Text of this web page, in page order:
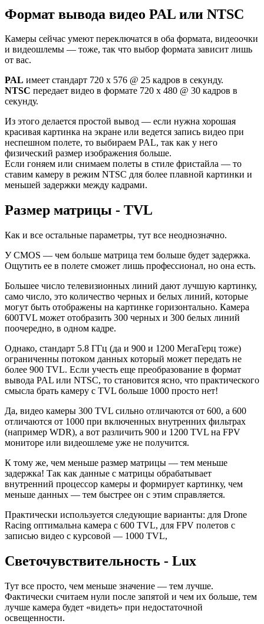
Формат вывода видео PAL или NTSC
Камеры сейчас умеют переключатся в оба формата, видеоочки
и видеошлемы — тоже, так что выбор формата зависит лишь
от вас.
PAL имеет стандарт 720 x 576 @ 25 кадров в секунду.
NTSC передает видео в формате 720 x 480 @ 30 кадров в
секунду.
Из этого делается простой вывод — если нужна хорошая
красивая картинка на экране или ведется запись видео при
неспешном полете, то выбираем PAL, так как у него
физический размер изображения больше.
Если гоняем или снимаем полеты в стиле фристайла — то
ставим камеру в режим NTSC для более плавной картинки и
меньшей задержки между кадрами.
Размер матрицы - TVL
Как и все остальные параметры, тут все неоднозначно.
У CMOS — чем больше матрица тем больше будет задержка.
Ощутить ее в полете сможет лишь профессионал, но она есть.
Большее число телевизионных линий дают лучшую картинку,
само число, это количество черных и белых линий, которые
могут быть отображены на картинке горизонтально. Камера
600TVL может отобразить 300 черных и 300 белых линий
поочередно, в одном кадре.
Однако, стандарт 5.8 ГГц (да и 900 и 1200 МегаГерц тоже)
ограниченны потоком данных который может передать не
более 900 TVL. Если учесть еще преобразование в формат
вывода PAL или NTSC, то становится ясно, что практического
смысла брать камеру с TVL больше 1000 просто нет!
Да, видео камеры 300 TVL сильно отличаются от 600, а 600
отличаются от 1000 при включенных внутренних фильтрах
(например WDR), а вот различить 900 и 1200 TVL на FPV
мониторе или видеошлеме уже не получится.
К тому же, чем меньше размер матрицы — тем меньше
задержка! Так как данные с матрицы обрабатывает
внутренний процессор камеры и формирует картинку, чем
меньше данных — тем быстрее он с этим справляется.
Практически используется следующие варианты: для Drone
Racing оптимальна камера с 600 TVL, для FPV полетов с
записью видео с курсовой — 1000 TVL,
Светочувствительность - Lux
Тут все просто, чем меньше значение — тем лучше.
Фактически считаем нули после запятой и чем их больше, тем
лучше камера будет «видеть» при недостаточной
освещенности.